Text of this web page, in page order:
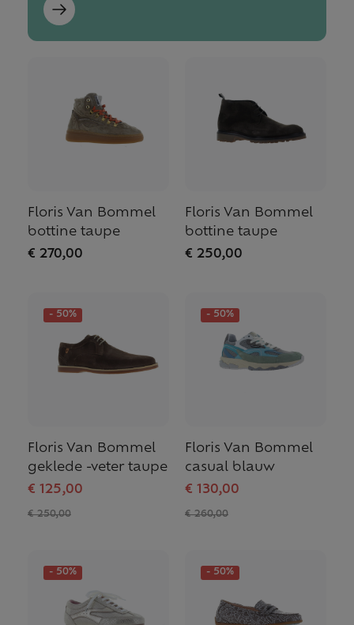
Floris Van Bommel
bottine taupe
€ 270,00
Floris Van Bommel
bottine taupe
€ 250,00
- 50%
Floris Van Bommel
geklede -veter taupe
€ 125,00
€ 250,00
- 50%
Floris Van Bommel
casual blauw
€ 130,00
€ 260,00
- 50% - 50%